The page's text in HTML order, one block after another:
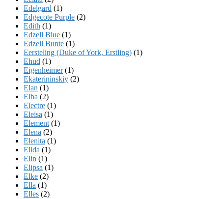
Edelgard (1)
Edgecote Purple (2)
Edith (1)
Edzell Blue (1)
Edzell Bunte (1)
Eersteling (Duke of York, Erstling) (1)
Ehud (1)
Eigenheimer(1)
Ekaterininskiy (2)
Elan (1)
Elba (2)
Electre (1)
Eleisa (1)
Element (1)
Elena (2)
Elenita (1)
Elida (1)
Elin (1)
Elipsa (1)
Elke (2)
Ella (1)
Elles (2)